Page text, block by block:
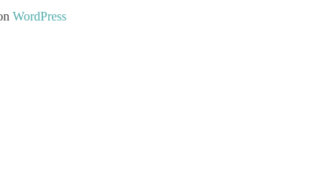
WordPress